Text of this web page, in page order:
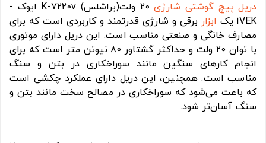
دریل پیچ گوشتی شارژی
20 ولت(براشلس) K-7220v ایوک -
iVEK یک
ابزار برقی و شارژی قدرتمند و کاربردی است که برای
مصارف خانگی و صنعتی مناسب است. این دریل دارای موتوری
با توان 20 ولت و حداکثر گشتاور 80 نیوتن متر است که برای
انجام کارهای سنگین مانند سوراخکاری در بتن و سنگ
مناسب است. همچنین، این دریل دارای عملکرد چکشی است
که باعث می‌شود که سوراخکاری در مصالح سخت مانند بتن و
سنگ آسان‌تر شود.